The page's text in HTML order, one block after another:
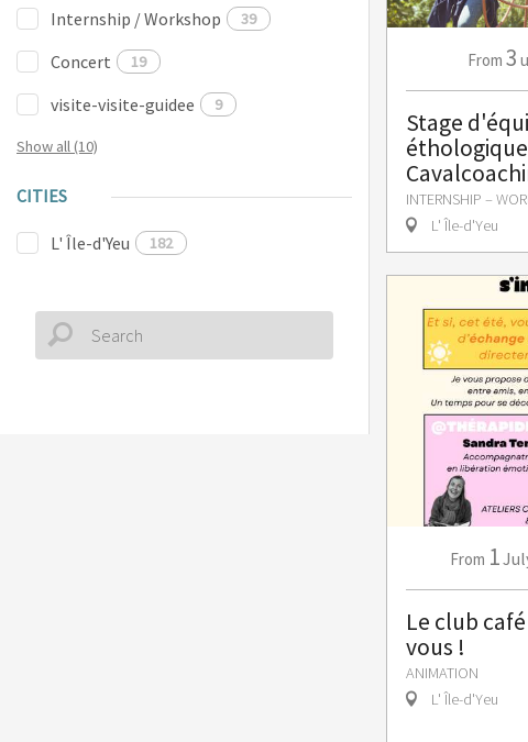
Internship / Workshop 39
Concert 19
visite-visite-guidee 9
Show all (10)
CITIES
L' Île-d'Yeu 182
From 3
Stage
INTERNSHIP –
L' Île-d'Yeu
From 1
Le club
vous !
ANIMATION
L' Île-d'Yeu